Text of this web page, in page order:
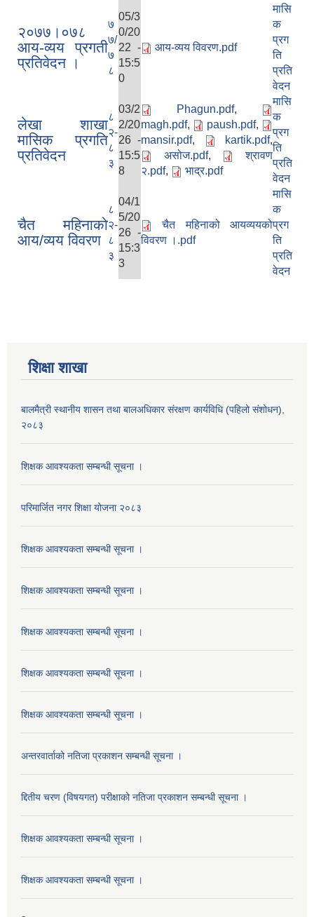
२०७७।०‍‍७८
आय-व्यय प्रगती
प्रतिवेदन ।
७
७/
७
८
05/3
0/20
22 -
15:5
0
आय-व्यय विवरण.pdf
मासि
क
प्रग
ति
प्रति
वेदन
लेखा शाखा
मासिक प्रगति
प्रतिवेदन
८
२-
८
३
03/2
2/20
26 -
15:5
8
Phagun.pdf,
magh.pdf, paush.pdf,
mansir.pdf, kartik.pdf,
असोज.pdf,
श्रावण
२.pdf, भाद्र.pdf
मासि
क
प्रग
ति
प्रति
वेदन
चैत महिनाको
आय/व्यय विवरण
८
२-
८
३
04/1
5/20
26 -
15:3
3
चैत महिनाको आयव्ययको
विवरण ।.pdf
मासि
क
प्रग
ति
प्रति
वेदन
शिक्षा शाखा
बालमैत्री स्थानीय शासन तथा बालअधिकार संरक्षण कार्यविधि (पहिलो संशोधन),
२०८३
शिक्षक आवश्यकता सम्बन्धी सूचना ।
परिमार्जित नगर शिक्षा योजना २०८३
शिक्षक आवश्यकता सम्बन्धी सूचना ।
शिक्षक आवश्यकता सम्बन्धी सूचना ।
शिक्षक आवश्यकता सम्बन्धी सूचना ।
शिक्षक आवश्यकता सम्बन्धी सूचना ।
शिक्षक आवश्यकता सम्बन्धी सूचना ।
अन्तरवार्ताको नतिजा प्रकाशन सम्बन्धी सूचना ।
द्दितीय चरण (विषयगत) परीक्षाको नतिजा प्रकाशन सम्बन्धी सूचना ।
शिक्षक आवश्यकता सम्बन्धी सूचना ।
शिक्षक आवश्यकता सम्बन्धी सूचना ।